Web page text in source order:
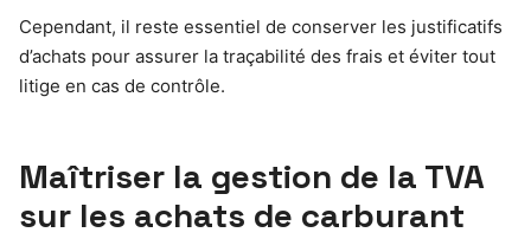
Cependant, il reste essentiel de conserver les justificatifs
d’achats pour assurer la traçabilité des frais et éviter tout
litige en cas de contrôle.
Maîtriser la gestion de la TVA
sur les achats de carburant